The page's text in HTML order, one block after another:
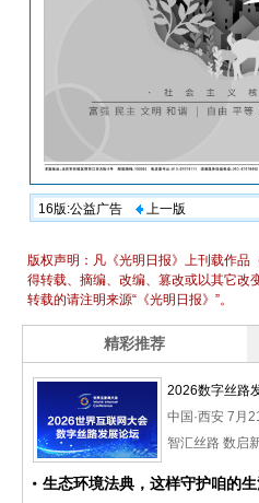
16版:公益广告 上一版